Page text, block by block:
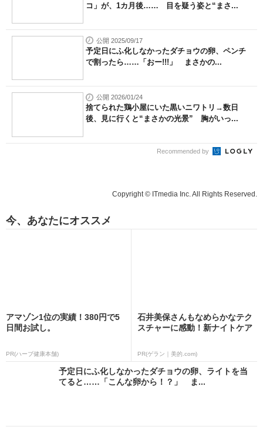
コ」が、1カ月後…… 目を疑う姿と“まさ...
公開 2025/09/17
予定日にふ化しなかったダチョウの卵、ペンチ
で割ったら……「おー!!!」 まさかの...
公開 2026/01/24
捨てられた鶏小屋にいた黒いニワトリ→数日
後、見に行くと“まさかの光景” 胸がいっ...
Recommended by
Copyright © ITmedia Inc. All Rights Reserved.
今、あなたにオススメ
アマゾン1位の実績！380円で5
日間お試し。
PR(ハーブ健康本舗)
石井美保さんもなめらかなテク
スチャーに感動！新ナイトケア
PR(ゲラン｜美的.com)
予定日にふ化しなかったダチョウの卵、ライトを当
てると……「こんな卵から！？」 ま...